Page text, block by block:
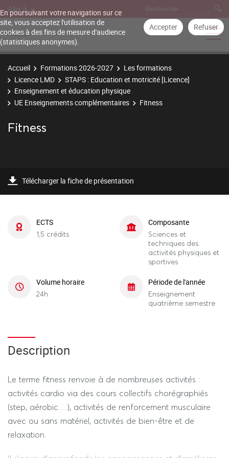
En poursuivant votre navigation sur ce
site, vous acceptez l'utilisation de
cookies à des fins de mesure d'audience
(statistiques anonymes).
Accepter Refuser
Aller à
Accueil Formations 2026-2027
Les formations
Licence LMD
STAPS : Education et motricité [Licence]
Enseignement et éducation physique
UE Enseignements complémentaires
Fitness
Fitness
Télécharger la fiche de présentation
ECTS
1,5 crédits
Composante
Sciences et
techniques des
activités physiques et
sportives
Volume horaire
24h
Période de l'année
Enseignement
quatrième semestre
Description
Le terme fitness renvoie à de nombreuses activités :
activités cardio via des cours collectifs chorégraphiés
(step, aérobic…), activités de renforcement musculaire
avec ou sans matériel, activités de bien-être et de
relaxation.